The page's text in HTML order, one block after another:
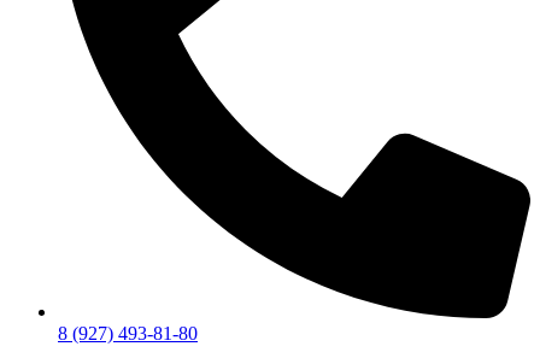
8 (927) 493-81-80